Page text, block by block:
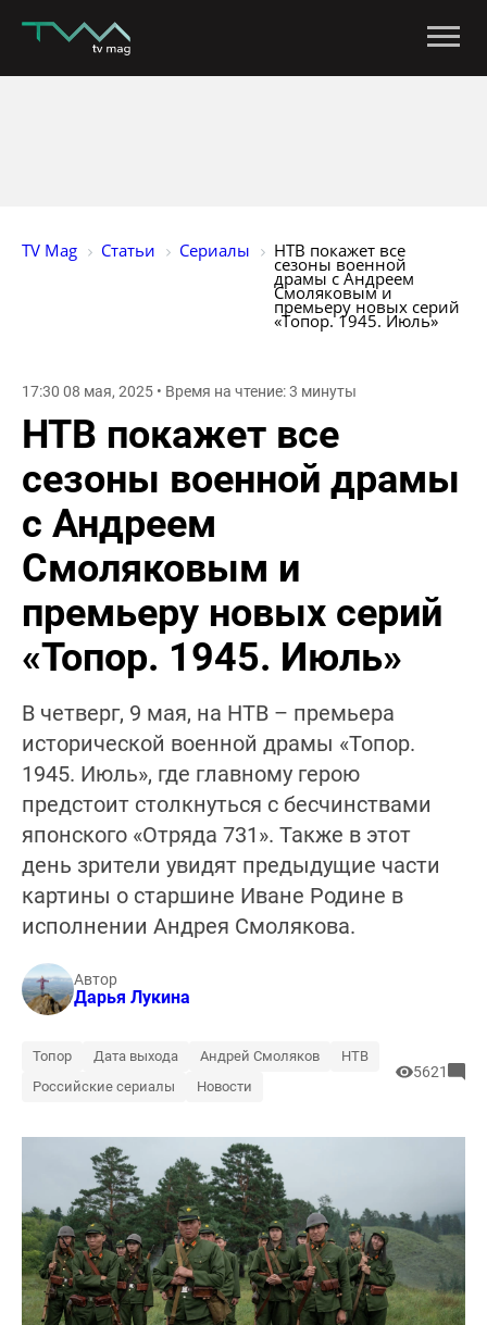
TV Mag Статьи Сериалы НТВ покажет все
сезоны военной
драмы с Андреем
Смоляковым и
премьеру новых серий
«Топор. 1945. Июль»
17:30 08 мая, 2025 • Время на чтение: 3 минуты
НТВ покажет все
сезоны военной драмы
с Андреем
Смоляковым и
премьеру новых серий
«Топор. 1945. Июль»
В четверг, 9 мая, на НТВ – премьера
исторической военной драмы «Топор.
1945. Июль», где главному герою
предстоит столкнуться с бесчинствами
японского «Отряда 731». Также в этот
день зрители увидят предыдущие части
картины о старшине Иване Родине в
исполнении Андрея Смолякова.
Автор
Дарья Лукина
Топор Дата выхода Андрей Смоляков
НТВ
Российские сериалы
Новости
5621